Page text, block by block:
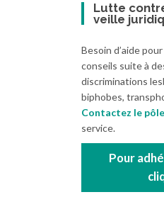
Lutte
veille
Besoin d’aide
conseils suite à
discriminations
biphobes,
Contactez le
service.
Pour